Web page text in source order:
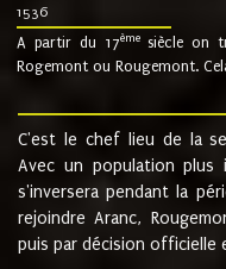
1536
A partir du 17ème siècle on
Rogemont ou Rougemont.
C'est le chef lieu de la
Avec un population plus
s'inversera pendant la
rejoindre Aranc,
puis par décision officielle